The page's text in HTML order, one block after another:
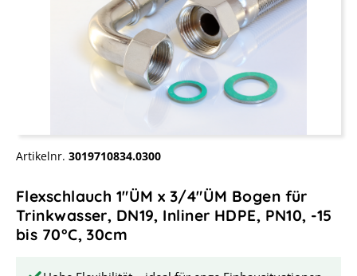
Artikelnr. 3019710834.0300
Flexschlauch 1"ÜM x 3/4"ÜM Bogen für
Trinkwasser, DN19, Inliner HDPE, PN10, -15
bis 70°C, 30cm